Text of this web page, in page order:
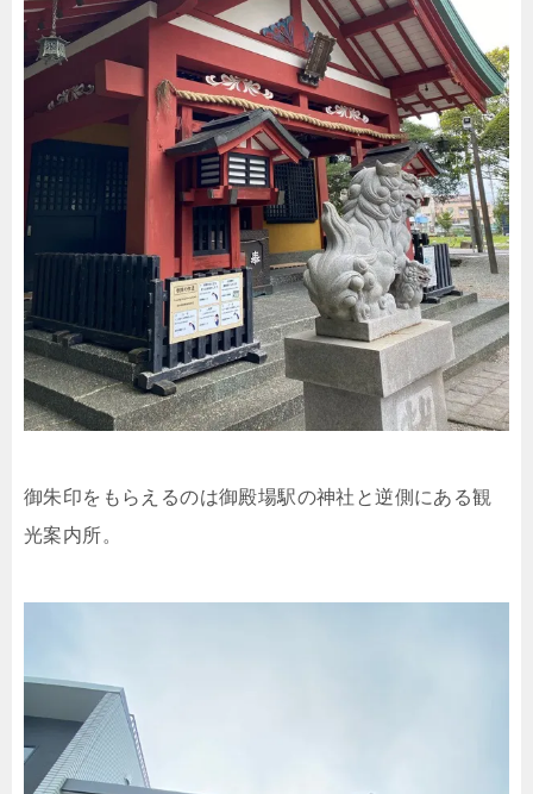
御朱印をもらえるのは御殿場駅の神社と逆側にある観
光案内所。